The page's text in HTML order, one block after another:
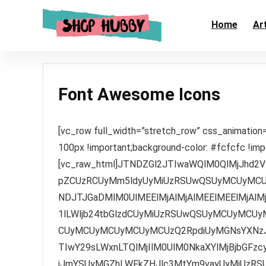
Home
Font Awesome Icons
[vc_row full_width=”stretch_row” css_animation=”none” css=”.vc_custom_1512357048274{padding-top: 100px !important;background-color: #fcfcfc